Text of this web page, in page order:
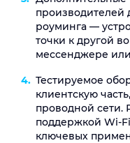
производителей
роуминга ―
точки к другой
мессенджере
Тестируемое
клиентскую
проводной сети.
поддержкой Wi-
ключевых